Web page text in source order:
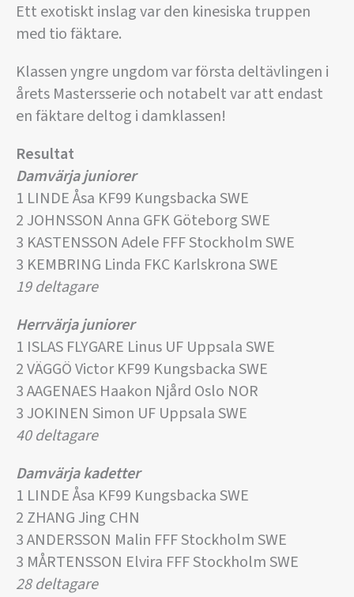
Ett exotiskt inslag var den kinesiska truppen
med tio fäktare.
Klassen yngre ungdom var första deltävlingen i
årets Mastersserie och notabelt var att endast
en fäktare deltog i damklassen!
Resultat
Damvärja juniorer
1 LINDE Åsa KF99 Kungsbacka SWE
2 JOHNSSON Anna GFK Göteborg SWE
3 KASTENSSON Adele FFF Stockholm SWE
3 KEMBRING Linda FKC Karlskrona SWE
19 deltagare
Herrvärja juniorer
1 ISLAS FLYGARE Linus UF Uppsala SWE
2 VÄGGÖ Victor KF99 Kungsbacka SWE
3 AAGENAES Haakon Njård Oslo NOR
3 JOKINEN Simon UF Uppsala SWE
40 deltagare
Damvärja kadetter
1 LINDE Åsa KF99 Kungsbacka SWE
2 ZHANG Jing CHN
3 ANDERSSON Malin FFF Stockholm SWE
3 MÅRTENSSON Elvira FFF Stockholm SWE
28 deltagare